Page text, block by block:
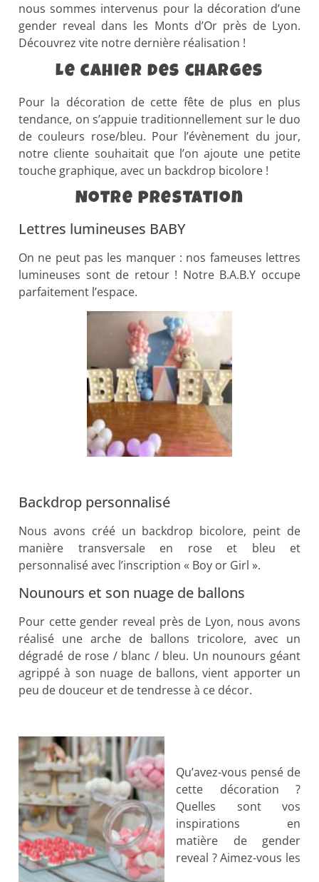
nous sommes intervenus pour la décoration d’une
gender reveal dans les Monts d’Or près de Lyon.
Découvrez vite notre dernière réalisation !
Le cahier des charges
Pour la décoration de cette fête de plus en plus
tendance, on s’appuie traditionnellement sur le duo
de couleurs rose/bleu. Pour l’évènement du jour,
notre cliente souhaitait que l’on ajoute une petite
touche graphique, avec un backdrop bicolore !
Notre prestation
Lettres lumineuses BABY
On ne peut pas les manquer : nos fameuses lettres
lumineuses sont de retour ! Notre B.A.B.Y occupe
parfaitement l’espace.
Backdrop personnalisé
Nous avons créé un backdrop bicolore, peint de
manière transversale en rose et bleu et
personnalisé avec l’inscription « Boy or Girl ».
Nounours et son nuage de ballons
Pour cette gender reveal près de Lyon, nous avons
réalisé une arche de ballons tricolore, avec un
dégradé de rose / blanc / bleu. Un nounours géant
agrippé à son nuage de ballons, vient apporter un
peu de douceur et de tendresse à ce décor.
Qu’avez-vous pensé de
cette décoration ?
Quelles sont vos
inspirations en
matière de gender
reveal ? Aimez-vous les